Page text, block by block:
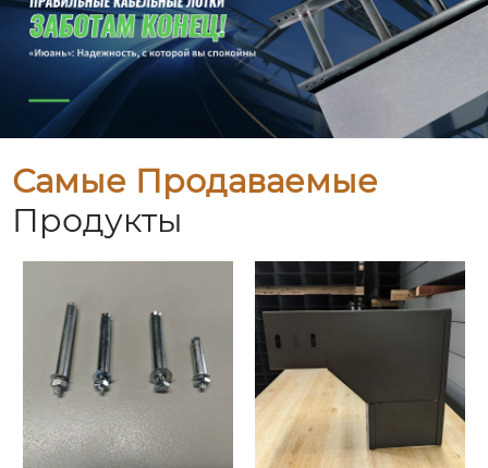
Самые Продаваемые
Продукты